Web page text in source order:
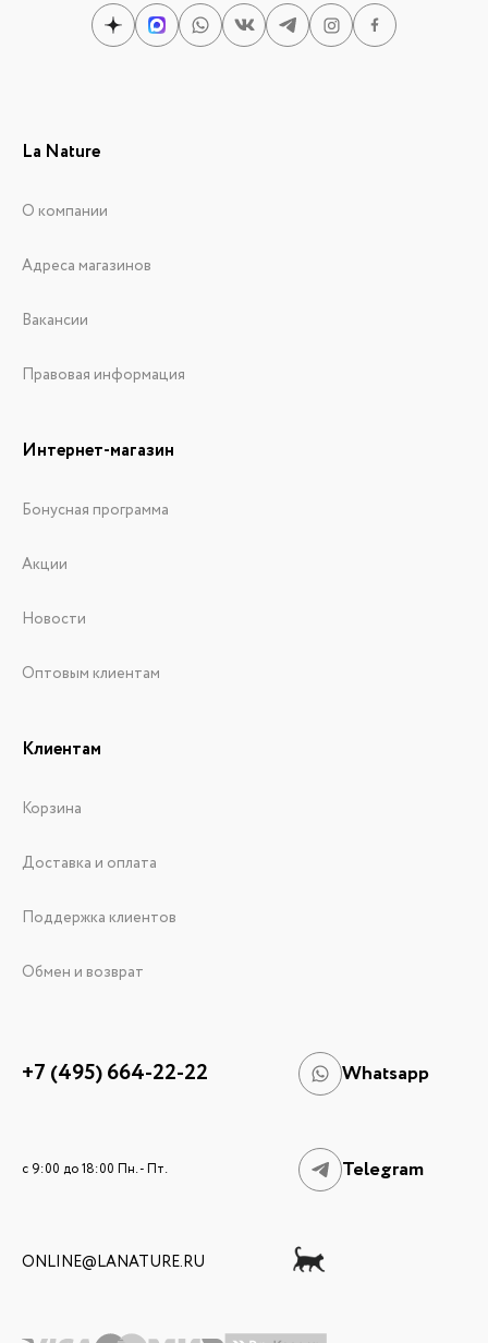
La Nature
О компании
Адреса магазинов
Вакансии
Правовая информация
Интернет-магазин
Бонусная программа
Акции
Новости
Оптовым клиентам
Клиентам
Корзина
Доставка и оплата
Поддержка клиентов
Обмен и возврат
+7 (495) 664-22-22 Whatsapp
c 9:00 до 18:00 Пн. - Пт. Telegram
ONLINE@LANATURE.RU